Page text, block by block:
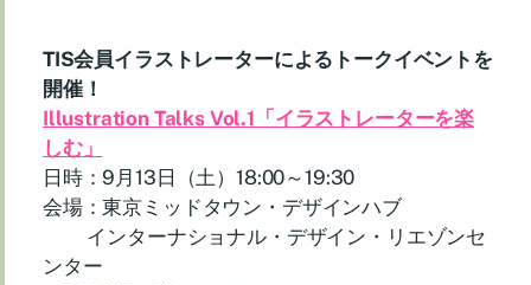
TIS会員イラストレーターによるトークイベントを
開催！
Illustration Talks Vol.1「イラストレーターを楽
しむ」
日時：9月13日（土）18:00～19:30
会場：東京ミッドタウン・デザインハブ
インターナショナル・デザイン・リエゾンセ
ンター